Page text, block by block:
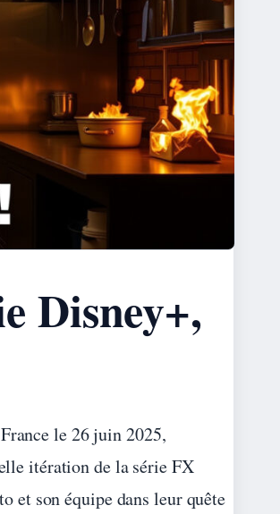
Disney+,
le 26 juin 2025,
itération de la série FX
et son équipe dans leur quête